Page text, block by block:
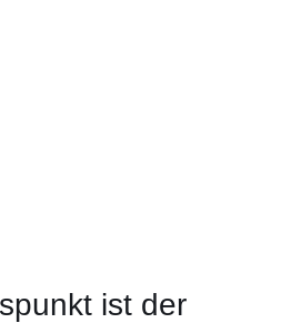
ist der